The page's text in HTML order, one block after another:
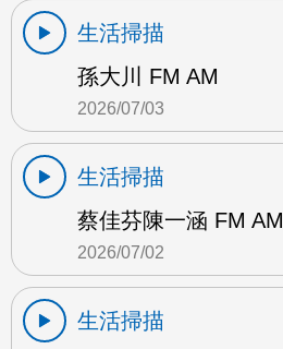
生活掃描
孫大川 FM AM
2026/07/03
生活掃描
蔡佳芬陳一涵 FM AM
2026/07/02
生活掃描